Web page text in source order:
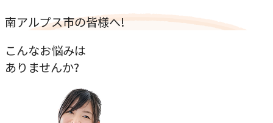
南アルプス市の皆様へ!
こんなお悩みは
ありませんか?